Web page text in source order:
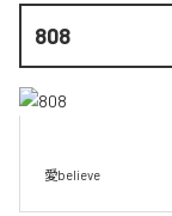
808
愛believe